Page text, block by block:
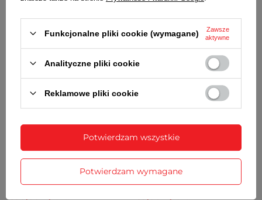
Zegarek Błonie klasyczny Zodiak
690,00 zł szt.
Zegarek Błonie klasyczny Zodiak
590,00 zł
Zegarek Błonie klasyczny Zodiak
Ultramaryna męski
PROMOCJA
Zegarek Casio A158WEA-1EF
Funkcjonalne pliki cookie (wymagane)
Zawsze
aktywne
Analityczne pliki cookie
Reklamowe pliki cookie
Potwierdzam wymagane
Potwierdzam wszystkie